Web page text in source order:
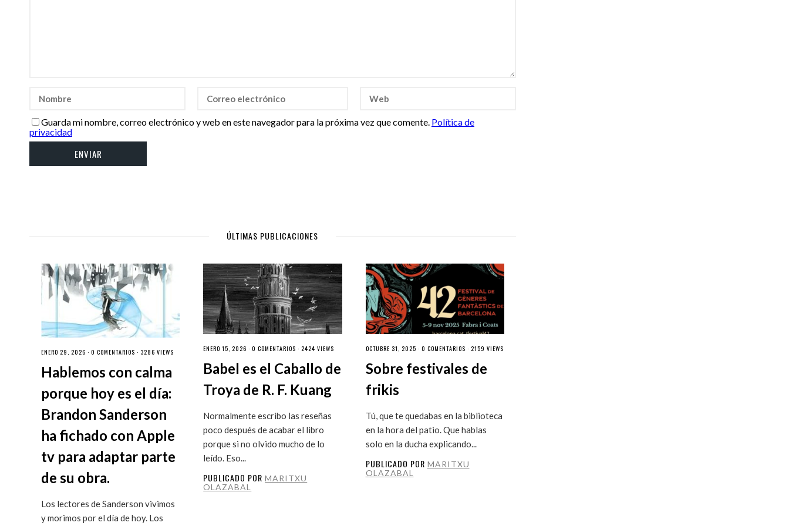
Guarda mi nombre, correo electrónico y web en este navegador para la próxima vez que comente. Política de
privacidad
ÚLTIMAS PUBLICACIONES
ENERO 29, 2026 · 0 COMENTARIOS · 3286 VIEWS
Hablemos con calma
porque hoy es el día:
Brandon Sanderson
ha fichado con Apple
tv para adaptar parte
de su obra.
Los lectores de Sanderson vivimos
y morimos por el día de hoy. Los
ENERO 15, 2026 ·0 COMENTARIOS · 2424 VIEWS
Babel es el Caballo de
Troya de R. F. Kuang
Normalmente escribo las reseñas
poco después de acabar el libro
porque si no olvido mucho de lo
leído. Eso...
PUBLICADO PORMARITXU
OLAZABAL
OCTUBRE 31, 2025 · 0 COMENTARIOS · 2159 VIEWS
Sobre festivales de
frikis
Tú, que te quedabas en la biblioteca
en la hora del patio. Que hablas
solo en la ducha explicando...
PUBLICADO POR MARITXU
OLAZABAL